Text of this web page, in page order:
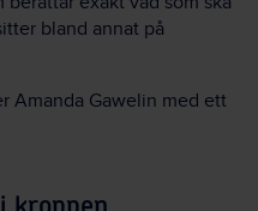
bland annat på
Amanda Gawelin med ett